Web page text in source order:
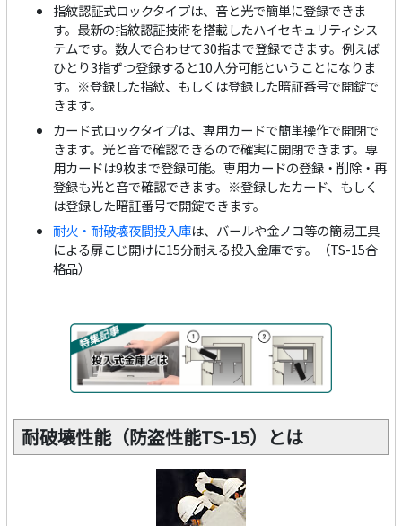
指紋認証式ロックタイプは、音と光で簡単に登録できま
す。最新の指紋認証技術を搭載したハイセキュリティシス
テムです。数人で合わせて30指まで登録できます。例えば
ひとり3指ずつ登録すると10人分可能ということになりま
す。※登録した指紋、もしくは登録した暗証番号で開錠で
きます。
カード式ロックタイプは、専用カードで簡単操作で開閉で
きます。光と音で確認できるので確実に開閉できます。専
用カードは9枚まで登録可能。専用カードの登録・削除・再
登録も光と音で確認できます。※登録したカード、もしく
は登録した暗証番号で開錠できます。
耐火・耐破壊夜間投入庫は、バールや金ノコ等の簡易工具
による扉こじ開けに15分耐える投入金庫です。（TS-15合
格品）
耐破壊性能（防盗性能TS-15）とは